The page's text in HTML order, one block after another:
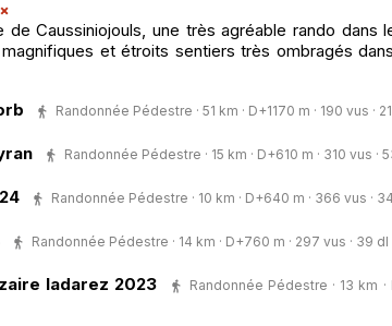
de Caussiniojouls, une très agréable rando dans
et étroits sentiers très ombragés
Randonnée Pédestre · 51 km · D+1170 m · 190 vus · 21
Randonnée Pédestre · 15 km · D+610 m · 310 vus ·
Randonnée Pédestre · 10 km · D+640 m · 366 vus ·
Randonnée Pédestre · 14 km · D+760 m · 297 vus · 39 dl
ladarez 2023
Randonnée Pédestre · 13 km